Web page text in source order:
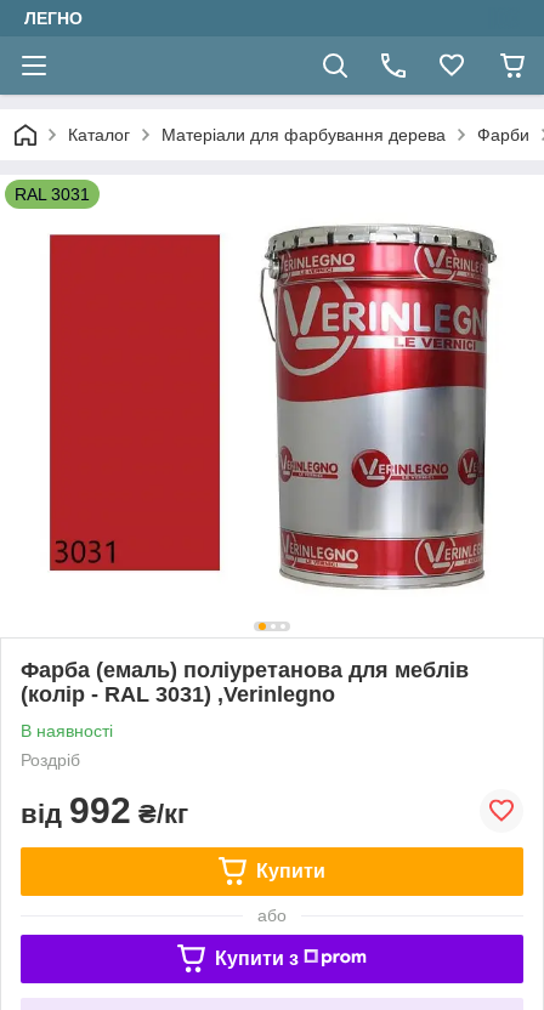
ЛЕГНО
Каталог Матеріали для фарбування дерева Фарби
RAL 3031
Фарба (емаль) поліуретанова для меблів
(колір - RAL 3031) ,Verinlegno
В наявності
Роздріб
від 992 ₴/кг
Купити
або
Купити з